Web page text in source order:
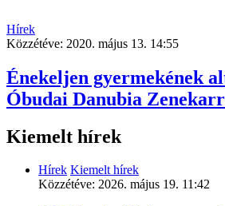
Hírek
Közzétéve: 2020. május 13. 14:55
Énekeljen gyermekének
Óbudai Danubia
Kiemelt hírek
Hírek Kiemelt hírek
Közzétéve: 2026. május 19. 11:42